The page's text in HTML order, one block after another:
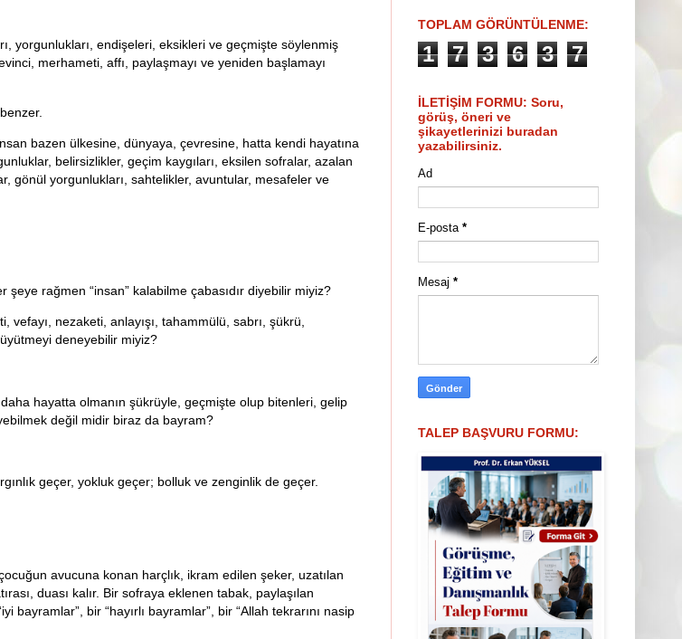
yorgunlukları, endişeleri, eksikleri ve geçmişte söylenmiş
merhameti, affı, paylaşmayı ve yeniden başlamayı
bazen ülkesine, dünyaya, çevresine, hatta kendi hayatına
belirsizlikler, geçim kaygıları, eksilen sofralar, azalan
gönül yorgunlukları, sahtelikler, avuntular, mesafeler ve
rağmen “insan” kalabilme çabasıdır diyebilir miyiz?
nezaketi, anlayışı, tahammülü, sabrı, şükrü,
deneyebilir miyiz?
hayatta olmanın şükrüyle, geçmişte olup bitenleri, gelip
değil midir biraz da bayram?
geçer, yokluk geçer; bolluk ve zenginlik de geçer.
avucuna konan harçlık, ikram edilen şeker, uzatılan
duası kalır. Bir sofraya eklenen tabak, paylaşılan
bayramlar”, bir “hayırlı bayramlar”, bir “Allah tekrarını nasip
TOPLAM GÖRÜNTÜLENME:
1 7 3 6 3 7
İLETİŞİM FORMU: Soru,
görüş, öneri ve
şikayetlerinizi buradan
yazabilirsiniz.
Ad
E-posta *
Mesaj *
TALEP BAŞVURU FORMU: